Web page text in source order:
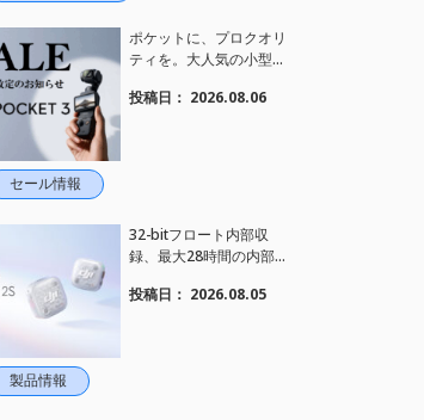
セール情報
ポケットに、プロクオリ
ティを。大人気の小型カ
定価がさらにお値下げさ
投稿日： 2026.08.06
製品情報
32-bitフロート内部収
録、最大28時間の内部録
応、2段階AIノイズキャ
投稿日： 2026.08.05